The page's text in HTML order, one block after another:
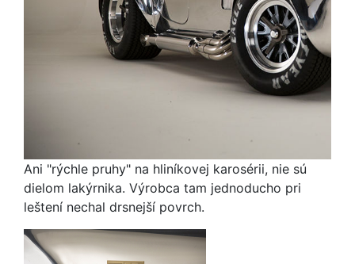
Ani "rýchle pruhy" na hliníkovej karosérii, nie sú
dielom lakýrnika. Výrobca tam jednoducho pri
leštení nechal drsnejší povrch.